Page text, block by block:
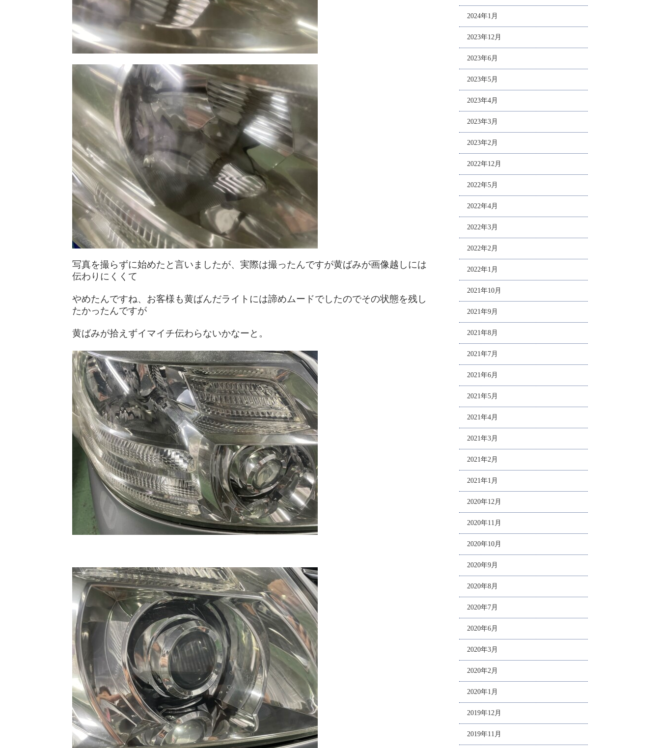
写真を撮らずに始めたと言いましたが、実際は撮ったんですが黄ばみが画像越しには
伝わりにくくて
やめたんですね、お客様も黄ばんだライトには諦めムードでしたのでその状態を残し
たかったんですが
黄ばみが拾えずイマイチ伝わらないかなーと。
2024年1月
2023年12月
2023年6月
2023年5月
2023年4月
2023年3月
2023年2月
2022年12月
2022年5月
2022年4月
2022年3月
2022年2月
2022年1月
2021年10月
2021年9月
2021年8月
2021年7月
2021年6月
2021年5月
2021年4月
2021年3月
2021年2月
2021年1月
2020年12月
2020年11月
2020年10月
2020年9月
2020年8月
2020年7月
2020年6月
2020年3月
2020年2月
2020年1月
2019年12月
2019年11月